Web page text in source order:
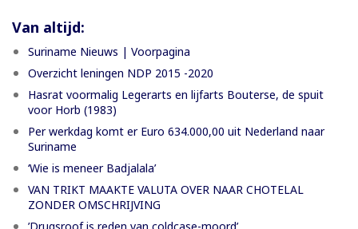
Van altijd:
Suriname Nieuws | Voorpagina
Overzicht leningen NDP 2015 -2020
Hasrat voormalig Legerarts en lijfarts Bouterse, de spuit
voor Horb (1983)
Per werkdag komt er Euro 634.000,00 uit Nederland naar
Suriname
‘Wie is meneer Badjalala’
VAN TRIKT MAAKTE VALUTA OVER NAAR CHOTELAL
ZONDER OMSCHRIJVING